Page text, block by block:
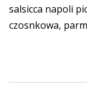
salsicca napoli
czosnkowa,